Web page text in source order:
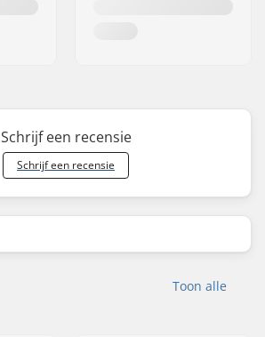
Schrijf een recensie
Schrijf een recensie
Toon alle